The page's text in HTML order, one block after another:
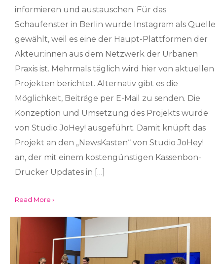
informieren und austauschen. Für das
Schaufenster in Berlin wurde Instagram als Quelle
gewählt, weil es eine der Haupt-Plattformen der
Akteur:innen aus dem Netzwerk der Urbanen
Praxis ist. Mehrmals täglich wird hier von aktuellen
Projekten berichtet. Alternativ gibt es die
Möglichkeit, Beiträge per E-Mail zu senden. Die
Konzeption und Umsetzung des Projekts wurde
von Studio JoHey! ausgeführt. Damit knüpft das
Projekt an den „NewsKasten“ von Studio JoHey!
an, der mit einem kostengünstigen Kassenbon-
Drucker Updates in […]
Read More ›